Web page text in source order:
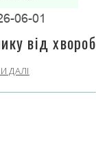
06-01
від хвороб
ДАЛІ